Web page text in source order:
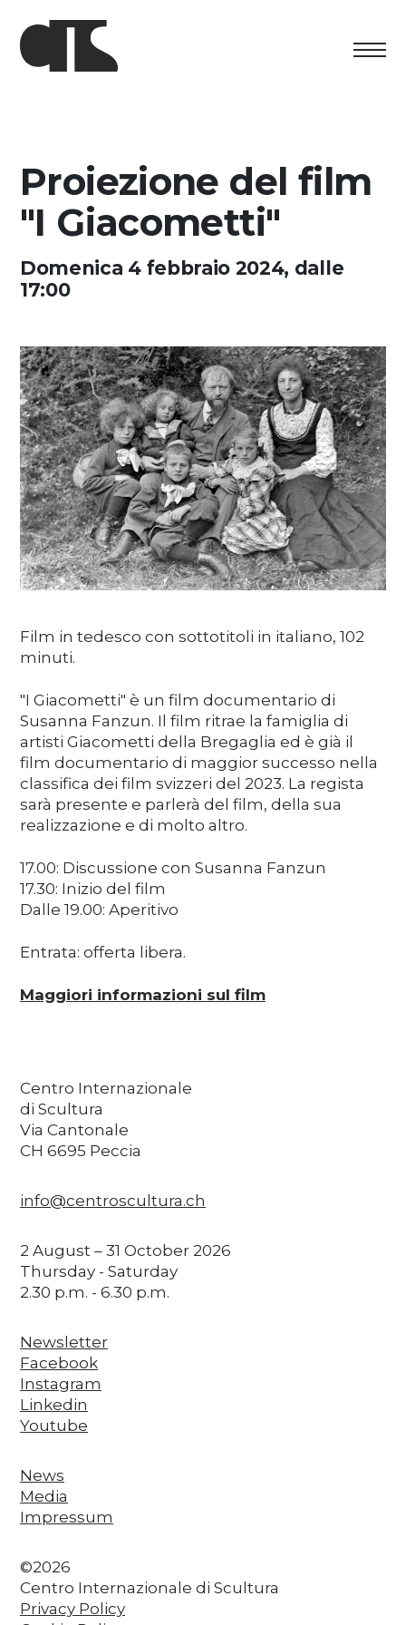
Exhibition
Cultural program
Artists in Residence
Space rental
Support us
Media
DE EN IT
Proiezione del film
"I Giacometti"
Domenica 4 febbraio 2024, dalle
17:00
Film in tedesco con sottotitoli in italiano, 102
minuti.
"I Giacometti" è un film documentario di
Susanna Fanzun. Il film ritrae la famiglia di
artisti Giacometti della Bregaglia ed è già il
film documentario di maggior successo nella
classifica dei film svizzeri del 2023. La regista
sarà presente e parlerà del film, della sua
realizzazione e di molto altro.
17.00: Discussione con Susanna Fanzun
17.30: Inizio del film
Dalle 19.00: Aperitivo
Entrata: offerta libera.
Maggiori informazioni sul film
Centro Internazionale
di Scultura
Via Cantonale
CH 6695 Peccia
info@centroscultura.ch
2 August – 31 October 2026
Thursday - Saturday
2.30 p.m. - 6.30 p.m.
Newsletter
Facebook
Instagram
Linkedin
Youtube
News
Media
Impressum
©2026
Centro Internazionale di Scultura
Privacy Policy